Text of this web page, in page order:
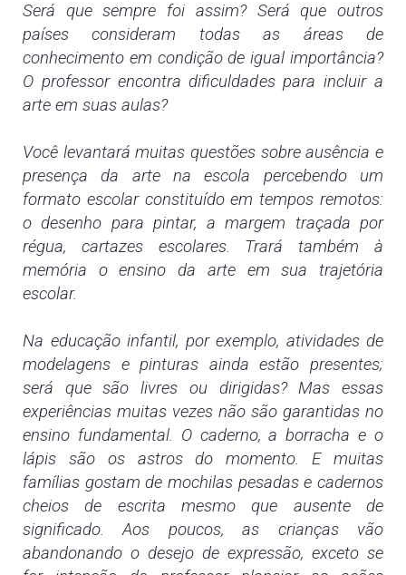
Será que sempre foi assim? Será que outros
países consideram todas as áreas de
conhecimento em condição de igual importância?
O professor encontra dificuldades para incluir a
arte em suas aulas?
Você levantará muitas questões sobre ausência e
presença da arte na escola percebendo um
formato escolar constituído em tempos remotos:
o desenho para pintar, a margem traçada por
régua, cartazes escolares. Trará também à
memória o ensino da arte em sua trajetória
escolar.
Na educação infantil, por exemplo, atividades de
modelagens e pinturas ainda estão presentes;
será que são livres ou dirigidas? Mas essas
experiências muitas vezes não são garantidas no
ensino fundamental. O caderno, a borracha e o
lápis são os astros do momento. E muitas
famílias gostam de mochilas pesadas e cadernos
cheios de escrita mesmo que ausente de
significado. Aos poucos, as crianças vão
abandonando o desejo de expressão, exceto se